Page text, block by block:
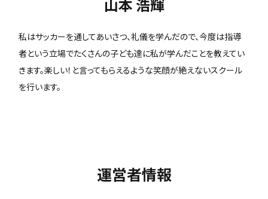
山本 浩輝
私はサッカーを通してあいさつ、礼儀を学んだので、今度は指導
者という立場でたくさんの子ども達に私が学んだことを教えてい
きます。楽しい！と言ってもらえるような笑顔が絶えないスクール
を行います。
運営者情報